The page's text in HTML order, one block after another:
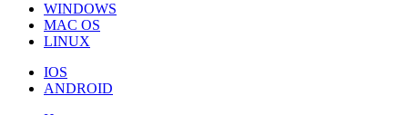
WINDOWS
MAC OS
LINUX
IOS
ANDROID